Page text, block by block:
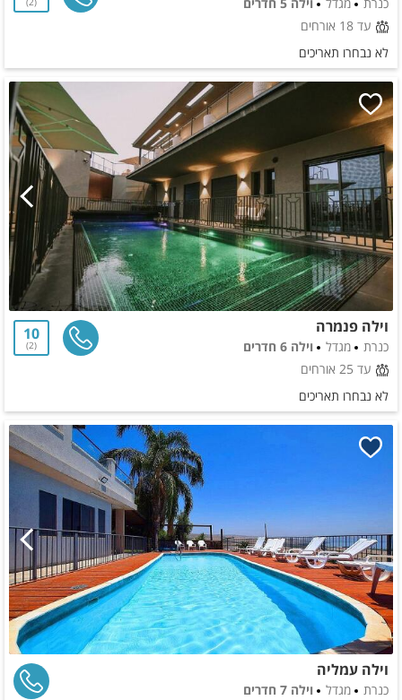
כנרת מגדל
וילה 5 חדרים
עד 18 אורחים
לא נבחרו תאריכים
וילה פנמרה
כנרת מגדל
וילה 6 חדרים
עד 25 אורחים
10
2
לא נבחרו תאריכים
וילה עמליה
כנרת מגדל
וילה 7 חדרים